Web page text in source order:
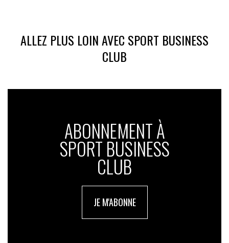
ALLEZ PLUS LOIN AVEC SPORT BUSINESS
CLUB
ABONNEMENT À
SPORT BUSINESS
CLUB
JE M'ABONNE